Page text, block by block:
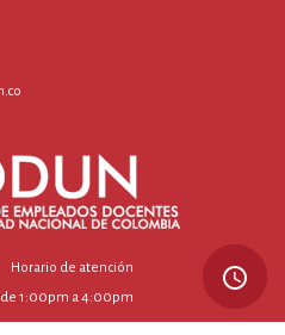
Horario de atención
de 1:00pm a 4:00pm
query_builder